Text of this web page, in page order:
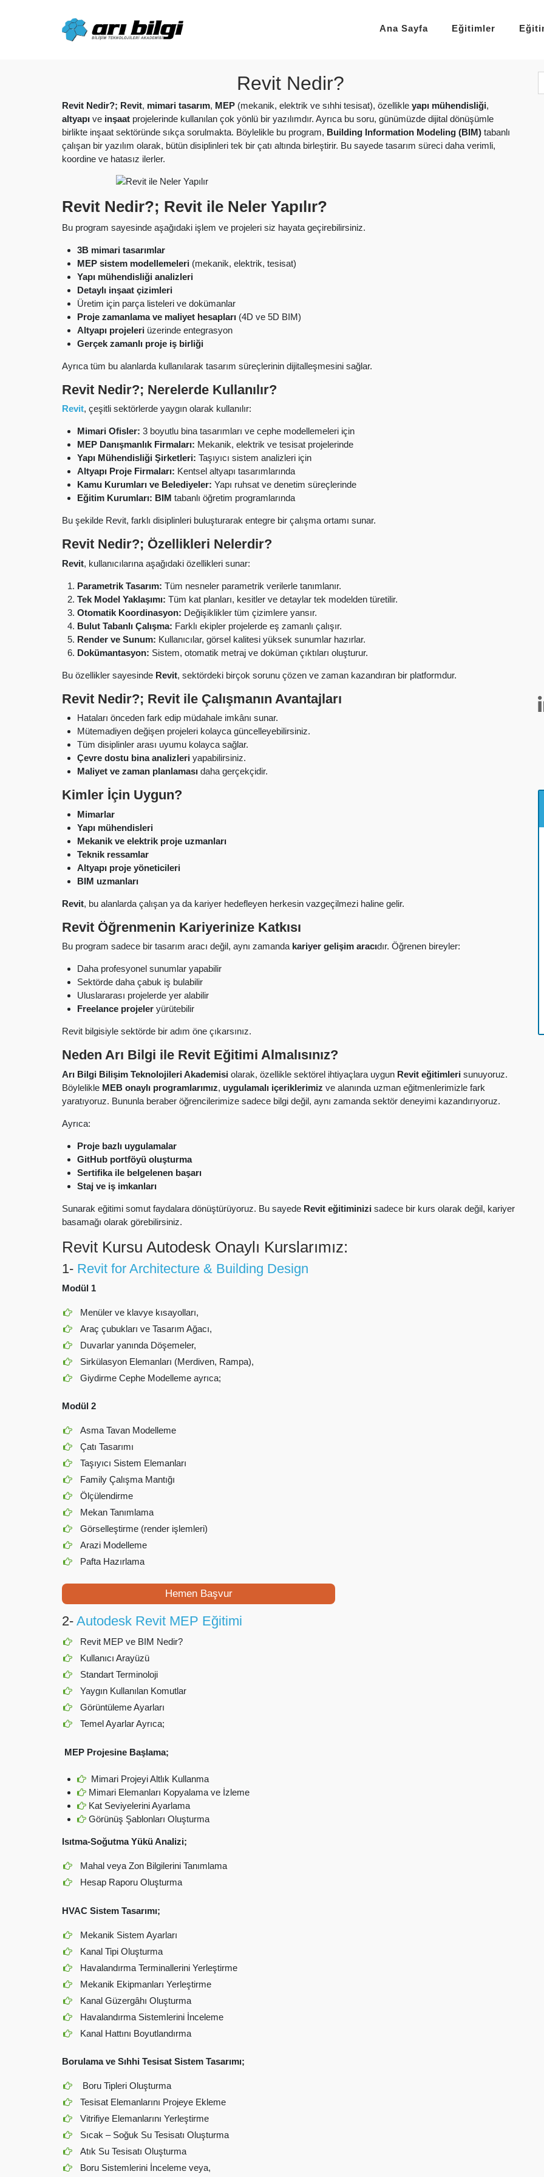
Ana Sayfa Eğitimler
Revit Nedir?
Revit Nedir?; Revit, mimari tasarım, MEP (mekanik, elektrik ve sıhhi tesisat), özellikle yapı mühendisliği,
altyapı ve inşaat projelerinde kullanılan çok yönlü bir yazılımdır. Ayrıca bu soru, günümüzde dijital dönüşümle
birlikte inşaat sektöründe sıkça sorulmakta. Böylelikle bu program, Building Information Modeling (BIM) tabanlı
çalışan bir yazılım olarak, bütün disiplinleri tek bir çatı altında birleştirir. Bu sayede tasarım süreci daha verimli,
koordine ve hatasız ilerler.
Revit Nedir?; Revit ile Neler Yapılır?
Bu program sayesinde aşağıdaki işlem ve projeleri siz hayata geçirebilirsiniz.
3B mimari tasarımlar
MEP sistem modellemeleri (mekanik, elektrik, tesisat)
Yapı mühendisliği analizleri
Detaylı inşaat çizimleri
Üretim için parça listeleri ve dokümanlar
Proje zamanlama ve maliyet hesapları (4D ve 5D BIM)
Altyapı projeleri üzerinde entegrasyon
Gerçek zamanlı proje iş birliği
Ayrıca tüm bu alanlarda kullanılarak tasarım süreçlerinin dijitalleşmesini sağlar.
Revit Nedir?; Nerelerde Kullanılır?
Revit, çeşitli sektörlerde yaygın olarak kullanılır:
Mimari Ofisler: 3 boyutlu bina tasarımları ve cephe modellemeleri için
MEP Danışmanlık Firmaları: Mekanik, elektrik ve tesisat projelerinde
Yapı Mühendisliği Şirketleri: Taşıyıcı sistem analizleri için
Altyapı Proje Firmaları: Kentsel altyapı tasarımlarında
Kamu Kurumları ve Belediyeler: Yapı ruhsat ve denetim süreçlerinde
Eğitim Kurumları: BIM tabanlı öğretim programlarında
Bu şekilde Revit, farklı disiplinleri buluşturarak entegre bir çalışma ortamı sunar.
Revit Nedir?; Özellikleri Nelerdir?
Revit, kullanıcılarına aşağıdaki özellikleri sunar:
Parametrik Tasarım: Tüm nesneler parametrik verilerle tanımlanır.
Tek Model Yaklaşımı: Tüm kat planları, kesitler ve detaylar tek modelden türetilir.
Otomatik Koordinasyon: Değişiklikler tüm çizimlere yansır.
Bulut Tabanlı Çalışma: Farklı ekipler projelerde eş zamanlı çalışır.
Render ve Sunum: Kullanıcılar, görsel kalitesi yüksek sunumlar hazırlar.
Dokümantasyon: Sistem, otomatik metraj ve doküman çıktıları oluşturur.
Bu özellikler sayesinde Revit, sektördeki birçok sorunu çözen ve zaman kazandıran bir platformdur.
Revit Nedir?; Revit ile Çalışmanın Avantajları
Hataları önceden fark edip müdahale imkânı sunar.
Mütemadiyen değişen projeleri kolayca güncelleyebilirsiniz.
Tüm disiplinler arası uyumu kolayca sağlar.
Çevre dostu bina analizleri yapabilirsiniz.
Maliyet ve zaman planlaması daha gerçekçidir.
Kimler İçin Uygun?
Mimarlar
Yapı mühendisleri
Mekanik ve elektrik proje uzmanları
Teknik ressamlar
Altyapı proje yöneticileri
BIM uzmanları
Revit, bu alanlarda çalışan ya da kariyer hedefleyen herkesin vazgeçilmezi haline gelir.
Revit Öğrenmenin Kariyerinize Katkısı
Bu program sadece bir tasarım aracı değil, aynı zamanda kariyer gelişim aracıdır. Öğrenen bireyler:
Daha profesyonel sunumlar yapabilir
Sektörde daha çabuk iş bulabilir
Uluslararası projelerde yer alabilir
Freelance projeler yürütebilir
Revit bilgisiyle sektörde bir adım öne çıkarsınız.
Neden Arı Bilgi ile Revit Eğitimi Almalısınız?
Arı Bilgi Bilişim Teknolojileri Akademisi olarak, özellikle sektörel ihtiyaçlara uygun Revit eğitimleri sunuyoruz.
Böylelikle MEB onaylı programlarımız, uygulamalı içeriklerimiz ve alanında uzman eğitmenlerimizle fark
yaratıyoruz. Bununla beraber öğrencilerimize sadece bilgi değil, aynı zamanda sektör deneyimi kazandırıyoruz.
Ayrıca:
Proje bazlı uygulamalar
GitHub portföyü oluşturma
Sertifika ile belgelenen başarı
Staj ve iş imkanları
Sunarak eğitimi somut faydalara dönüştürüyoruz. Bu sayede Revit eğitiminizi sadece bir kurs olarak değil, kariyer
basamağı olarak görebilirsiniz.
Revit Kursu Autodesk Onaylı Kurslarımız:
1- Revit for Architecture & Building Design
Modül 1
Menüler ve klavye kısayolları,
Araç çubukları ve Tasarım Ağacı,
Duvarlar yanında Döşemeler,
Sirkülasyon Elemanları (Merdiven, Rampa),
Giydirme Cephe Modelleme ayrıca;
Modül 2
Asma Tavan Modelleme
Çatı Tasarımı
Taşıyıcı Sistem Elemanları
Family Çalışma Mantığı
Ölçülendirme
Mekan Tanımlama
Görselleştirme (render işlemleri)
Arazi Modelleme
Pafta Hazırlama
Hemen Başvur
2- Autodesk Revit MEP Eğitimi
Revit MEP ve BIM Nedir?
Kullanıcı Arayüzü
Standart Terminoloji
Yaygın Kullanılan Komutlar
Görüntüleme Ayarları
Temel Ayarlar Ayrıca;
MEP Projesine Başlama;
Mimari Projeyi Altlık Kullanma
Mimari Elemanları Kopyalama ve İzleme
Kat Seviyelerini Ayarlama
Görünüş Şablonları Oluşturma
Isıtma-Soğutma Yükü Analizi;
Mahal veya Zon Bilgilerini Tanımlama
Hesap Raporu Oluşturma
HVAC Sistem Tasarımı;
Mekanik Sistem Ayarları
Kanal Tipi Oluşturma
Havalandırma Terminallerini Yerleştirme
Mekanik Ekipmanları Yerleştirme
Kanal Güzergâhı Oluşturma
Havalandırma Sistemlerini İnceleme
Kanal Hattını Boyutlandırma
Borulama ve Sıhhi Tesisat Sistem Tasarımı;
Boru Tipleri Oluşturma
Tesisat Elemanlarını Projeye Ekleme
Vitrifiye Elemanlarını Yerleştirme
Sıcak – Soğuk Su Tesisatı Oluşturma
Atık Su Tesisatı Oluşturma
Boru Sistemlerini İnceleme veya,